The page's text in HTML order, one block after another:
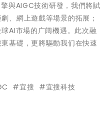
與AIGC技術研發，我們將賦
、網上遊戲等場景的拓展；
AI市場的广阔機遇。此次融
基礎，更將驅動我们在快速
#宜搜 #宜搜科技